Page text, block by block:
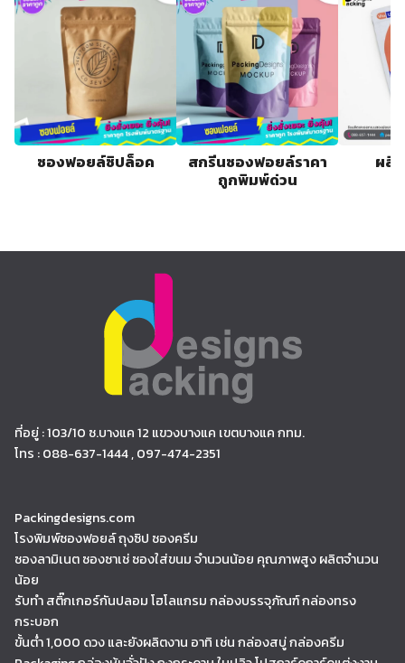
ซองฟอยล์ซิปล็อค
สกรีนซองฟอยล์ราคา
ถูกพิมพ์ด่วน
ผลิ
ที่อยู่ : 103/10 ซ.บางแค 12 แขวงบางแค เขตบางแค กทม.
โทร : 088-637-1444 , 097-474-2351
Packingdesigns.com
โรงพิมพ์ซองฟอยล์ ถุงซิป ซองครีม
ซองลามิเนต ซองซาเช่ ซองใส่ขนม จำนวนน้อย คุณภาพสูง ผลิตจำนวน
น้อย
รับทำ สติ๊กเกอร์กันปลอม โฮโลแกรม กล่องบรรจุภัณฑ์ กล่องทรง
กระบอก
ขั้นต่ำ 1,000 ดวง และยังผลิตงาน อาทิ เช่น กล่องสบู่ กล่องครีม